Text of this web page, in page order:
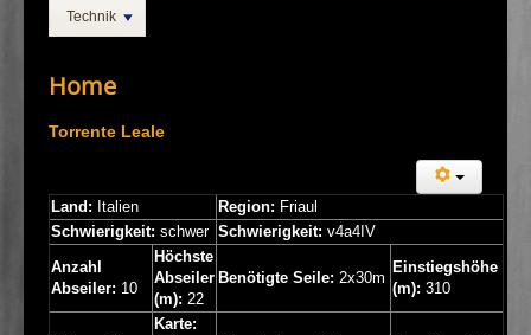
Technik
Home
Torrente Leale
Land: Italien Region: Friaul
Schwierigkeit: schwer Schwierigkeit: v4a4IV
Anzahl
Abseiler: 10
Höchste
Abseiler
(m): 22
Benötigte Seile: 2x30m
Einstiegshöhe
(m): 310
Karte: